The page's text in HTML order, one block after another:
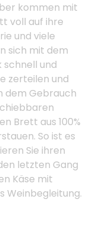
kommen mit
voll auf ihre
und viele
sich mit dem
schnell und
zerteilen und
dem Gebrauch
Brett aus 100%
So ist es
Sie ihren
letzten Gang
Käse mit
Weinbegleitung.